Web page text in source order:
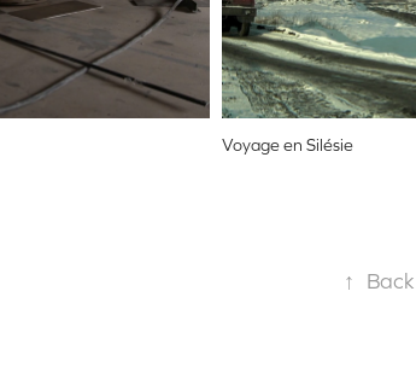
Voyage en Silésie
↑